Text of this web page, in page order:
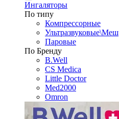
Ингаляторы
По типу
Компрессорные
Ультразвуковые\Меш
Паровые
По Бренду
B.Well
CS Medica
Little Doctor
Med2000
Omron